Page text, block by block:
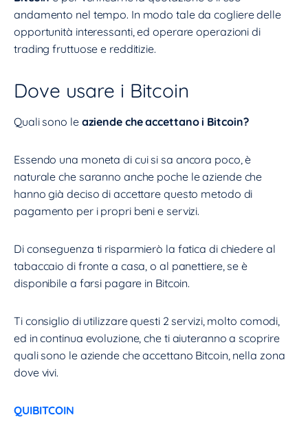
andamento nel tempo. In modo tale da cogliere delle
opportunità interessanti, ed operare operazioni di
trading fruttuose e redditizie.
Dove usare i Bitcoin
Quali sono le aziende che accettano i Bitcoin?
Essendo una moneta di cui si sa ancora poco, è
naturale che saranno anche poche le aziende che
hanno già deciso di accettare questo metodo di
pagamento per i propri beni e servizi.
Di conseguenza ti risparmierò la fatica di chiedere al
tabaccaio di fronte a casa, o al panettiere, se è
disponibile a farsi pagare in Bitcoin.
Ti consiglio di utilizzare questi 2 servizi, molto comodi,
ed in continua evoluzione, che ti aiuteranno a scoprire
quali sono le aziende che accettano Bitcoin, nella zona
dove vivi.
QUIBITCOIN